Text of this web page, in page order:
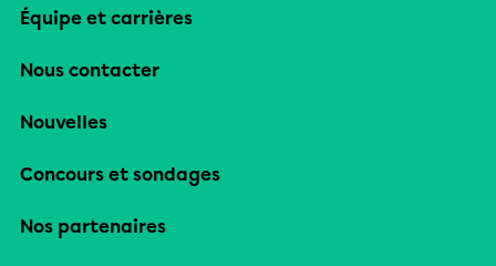
Équipe et carrières
Nous contacter
Nouvelles
Concours et sondages
Nos partenaires